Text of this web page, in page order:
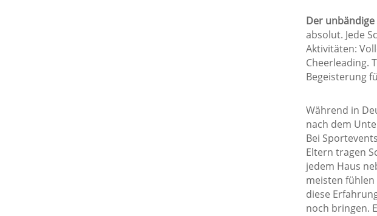
Der unbändige
absolut. Jede
Aktivitäten:
Cheerleading.
Begeisterung
Während in
nach dem
Bei
Eltern tragen
jedem Haus
meisten fühlen
diese
noch bringen.